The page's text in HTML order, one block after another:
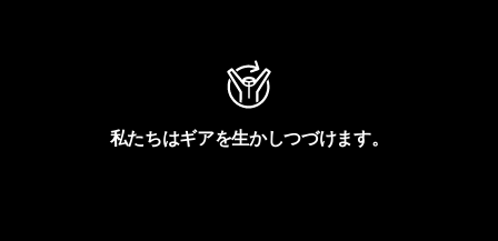
私たちはギアを生かしつづけます。